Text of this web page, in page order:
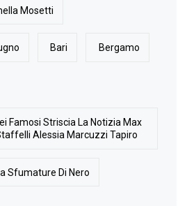
Mosetti
Bari Bergamo
Famosi Striscia La Notizia Max
Alessia Marcuzzi Tapiro
Sfumature Di Nero